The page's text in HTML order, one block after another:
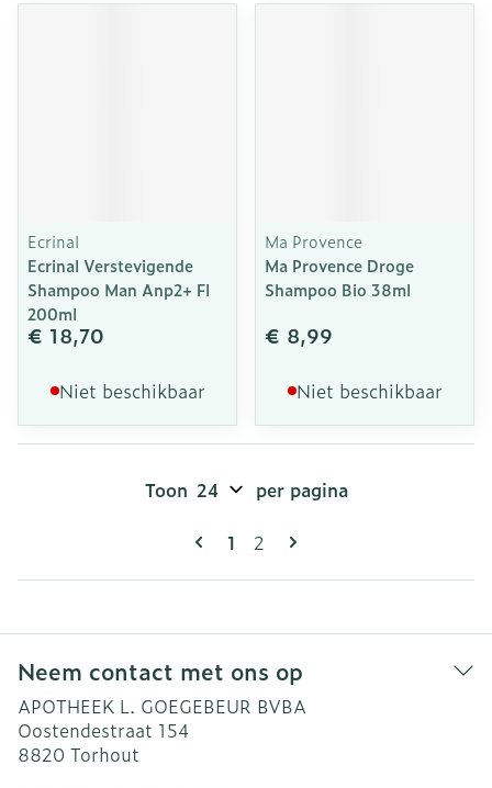
Ecrinal
Ecrinal Verstevigende
Shampoo Man Anp2+ Fl
200ml
€ 18,70
Niet beschikbaar
Ma Provence
Ma Provence Droge
Shampoo Bio 38ml
€ 8,99
Niet beschikbaar
Pagina's
U lees momenteel pagina
1 Pagina
2
Toon per pagina
Neem contact met ons op
APOTHEEK L. GOEGEBEUR BVBA
Oostendestraat 154
8820 Torhout